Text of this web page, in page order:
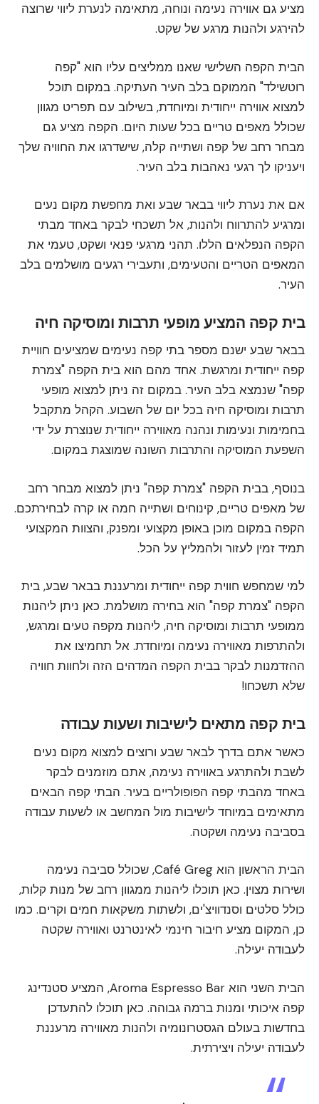
מציע גם אווירה נעימה ונוחה, מתאימה לנערת ליווי שרוצה
להירגע ולהנות מרגע של שקט.
הבית הקפה השלישי שאנו ממליצים עליו הוא "קפה
רוטשילד" הממוקם בלב העיר העתיקה. במקום תוכל
למצוא אווירה ייחודית ומיוחדת, בשילוב עם תפריט מגוון
שכולל מאפים טריים בכל שעות היום. הקפה מציע גם
מבחר רחב של קפה ושתייה קלה, שישדרגו את החוויה שלך
ויעניקו לך רגעי נאהבות בלב העיר.
אם את נערת ליווי בבאר שבע ואת מחפשת מקום נעים
ומרגיע להתרווח ולהנות, אל תשכחי לבקר באחד מבתי
הקפה הנפלאים הללו. תהני מרגעי פנאי ושקט, טעמי את
המאפים הטריים והטעימים, ותעבירי רגעים מושלמים בלב
העיר.
בית קפה המציע מופעי תרבות ומוסיקה חיה
בבאר שבע ישנם מספר בתי קפה נעימים שמציעים חוויית
קפה ייחודית ומרגשת. אחד מהם הוא בית הקפה "צמרת
קפה" שנמצא בלב העיר. במקום זה ניתן למצוא מופעי
תרבות ומוסיקה חיה בכל יום של השבוע. הקהל מתקבל
בחמימות ונעימות ונהנה מאווירה ייחודית שנוצרת על ידי
השפעת המוסיקה והתרבות השונה שמוצגת במקום.
בנוסף, בבית הקפה "צמרת קפה" ניתן למצוא מבחר רחב
של מאפים טריים, קינוחים ושתייה חמה או קרה לבחירתכם.
הקפה במקום מוכן באופן מקצועי ומפנק, והצוות המקצועי
תמיד זמין לעזור ולהמליץ על הכל.
למי שמחפש חווית קפה ייחודית ומרעננת בבאר שבע, בית
הקפה "צמרת קפה" הוא בחירה מושלמת. כאן ניתן ליהנות
ממופעי תרבות ומוסיקה חיה, ליהנות מקפה טעים ומרגש,
ולהתרפות מאווירה נעימה ומיוחדת. אל תחמיצו את
ההזדמנות לבקר בבית הקפה המדהים הזה ולחוות חוויה
שלא תשכחו!
בית קפה מתאים לישיבות ושעות עבודה
כאשר אתם בדרך לבאר שבע ורוצים למצוא מקום נעים
לשבת ולהתרגע באווירה נעימה, אתם מוזמנים לבקר
באחד מהבתי קפה הפופולריים בעיר. הבתי קפה הבאים
מתאימים במיוחד לישיבות מול המחשב או לשעות עבודה
בסביבה נעימה ושקטה.
הבית הראשון הוא Café Greg, שכולל סביבה נעימה
ושירות מצוין. כאן תוכלו ליהנות ממגוון רחב של מנות קלות,
כולל סלטים וסנדוויצ'ים, ולשתות משקאות חמים וקרים. כמו
כן, המקום מציע חיבור חינמי לאינטרנט ואווירה שקטה
לעבודה יעילה.
הבית השני הוא Aroma Espresso Bar, המציע סטנדינג
קפה איכותי ומנות ברמה גבוהה. כאן תוכלו להתעדכן
בחדשות בעולם הגסטרונומיה ולהנות מאווירה מרעננת
לעבודה יעילה ויצירתית.